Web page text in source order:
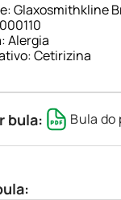
Glaxosmithkline
Alergia
Cetirizina
bula: Bula